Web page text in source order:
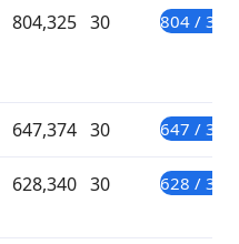
804,325 30 804 /
647,374 30 647 /
628,340 30 628 /